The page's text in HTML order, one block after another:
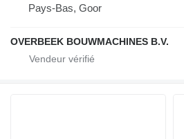
Pays-Bas, Goor
OVERBEEK BOUWMACHINES B.V.